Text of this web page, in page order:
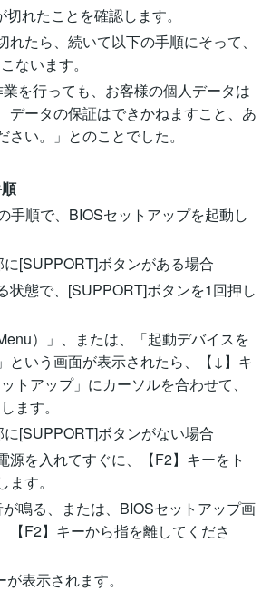
れたことを確認します。
たら、続いて以下の手順にそって、
ないます。
を行っても、お客様の個人データは
データの保証はできかねますこと、あ
さい。」とのことでした。
手順で、BIOSセットアップを起動し
[SUPPORT]ボタンがある場合
状態で、[SUPPORT]ボタンを1回押し
）」、または、「起動デバイスを
という画面が表示されたら、【↓】キ
トアップ」にカーソルを合わせて、
ます。
[SUPPORT]ボタンがない場合
源を入れてすぐに、【F2】キーをト
す。
鳴る、または、BIOSセットアップ画
【F2】キーから指を離してくださ
表示されます。